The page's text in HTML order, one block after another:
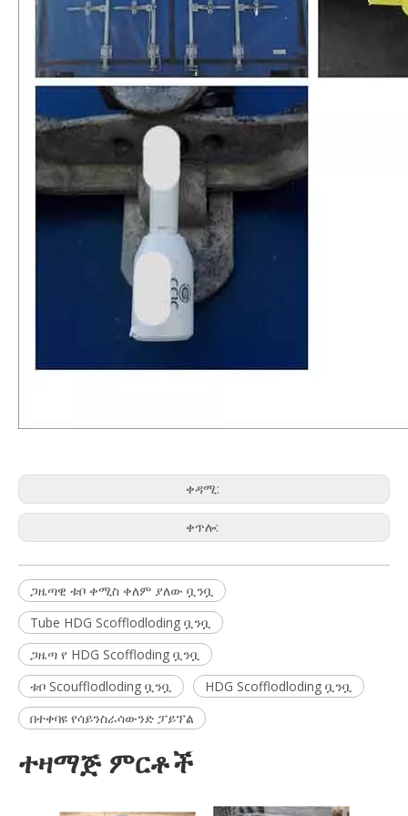
ቀዳሚ:
ቀጥሎ:
ጋዜጣዊ ቱቦ ቀሚስ ቀለም ያለው ቧንቧ
Tube HDG Scofflodloding ቧንቧ
ጋዜጣ የ HDG Scoffloding ቧንቧ
ቱቦ Scoufflodloding ቧንቧ
HDG Scofflodloding ቧንቧ
በተቀባዩ የሳይንስራሳውንድ ፓይፕል
ተዛማጅ ምርቶች